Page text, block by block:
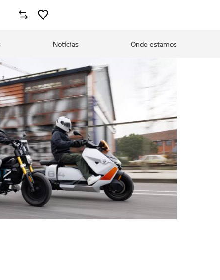
Notícias Onde estamos